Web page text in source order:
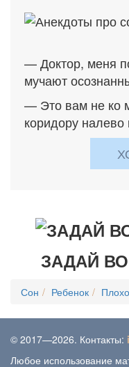
— Доктор, меня
мучают
— Это вам не ко
коридору
ЗАДАЙ
Сон Ребенок
© 2017—2026. Контакты:
Любое использование